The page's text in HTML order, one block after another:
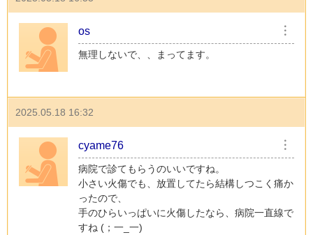
os ︙
無理しないで、、まってます。
2025.05.18 16:32
cyame76 ︙
病院で診てもらうのいいですね。
小さい火傷でも、放置してたら結構しつこく痛か
ったので、
手のひらいっぱいに火傷したなら、病院一直線で
すね (；一_一)